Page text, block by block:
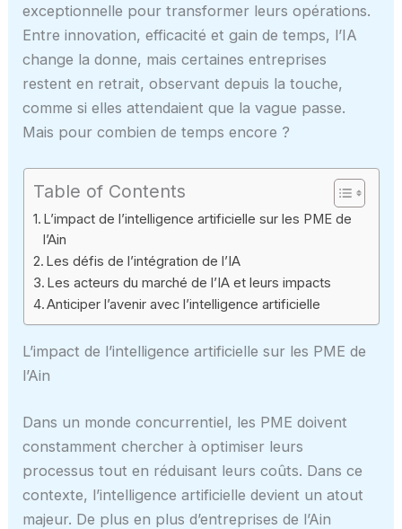
exceptionnelle pour transformer leurs opérations.
Entre innovation, efficacité et gain de temps, l’IA
change la donne, mais certaines entreprises
restent en retrait, observant depuis la touche,
comme si elles attendaient que la vague passe.
Mais pour combien de temps encore ?
Table of Contents
L’impact de l’intelligence artificielle sur les PME de
l’Ain
Les défis de l’intégration de l’IA
Les acteurs du marché de l’IA et leurs impacts
Anticiper l’avenir avec l’intelligence artificielle
L’impact de l’intelligence artificielle sur les PME de
l’Ain
Dans un monde concurrentiel, les PME doivent
constamment chercher à optimiser leurs
processus tout en réduisant leurs coûts. Dans ce
contexte, l’intelligence artificielle devient un atout
majeur. De plus en plus d’entreprises de l’Ain